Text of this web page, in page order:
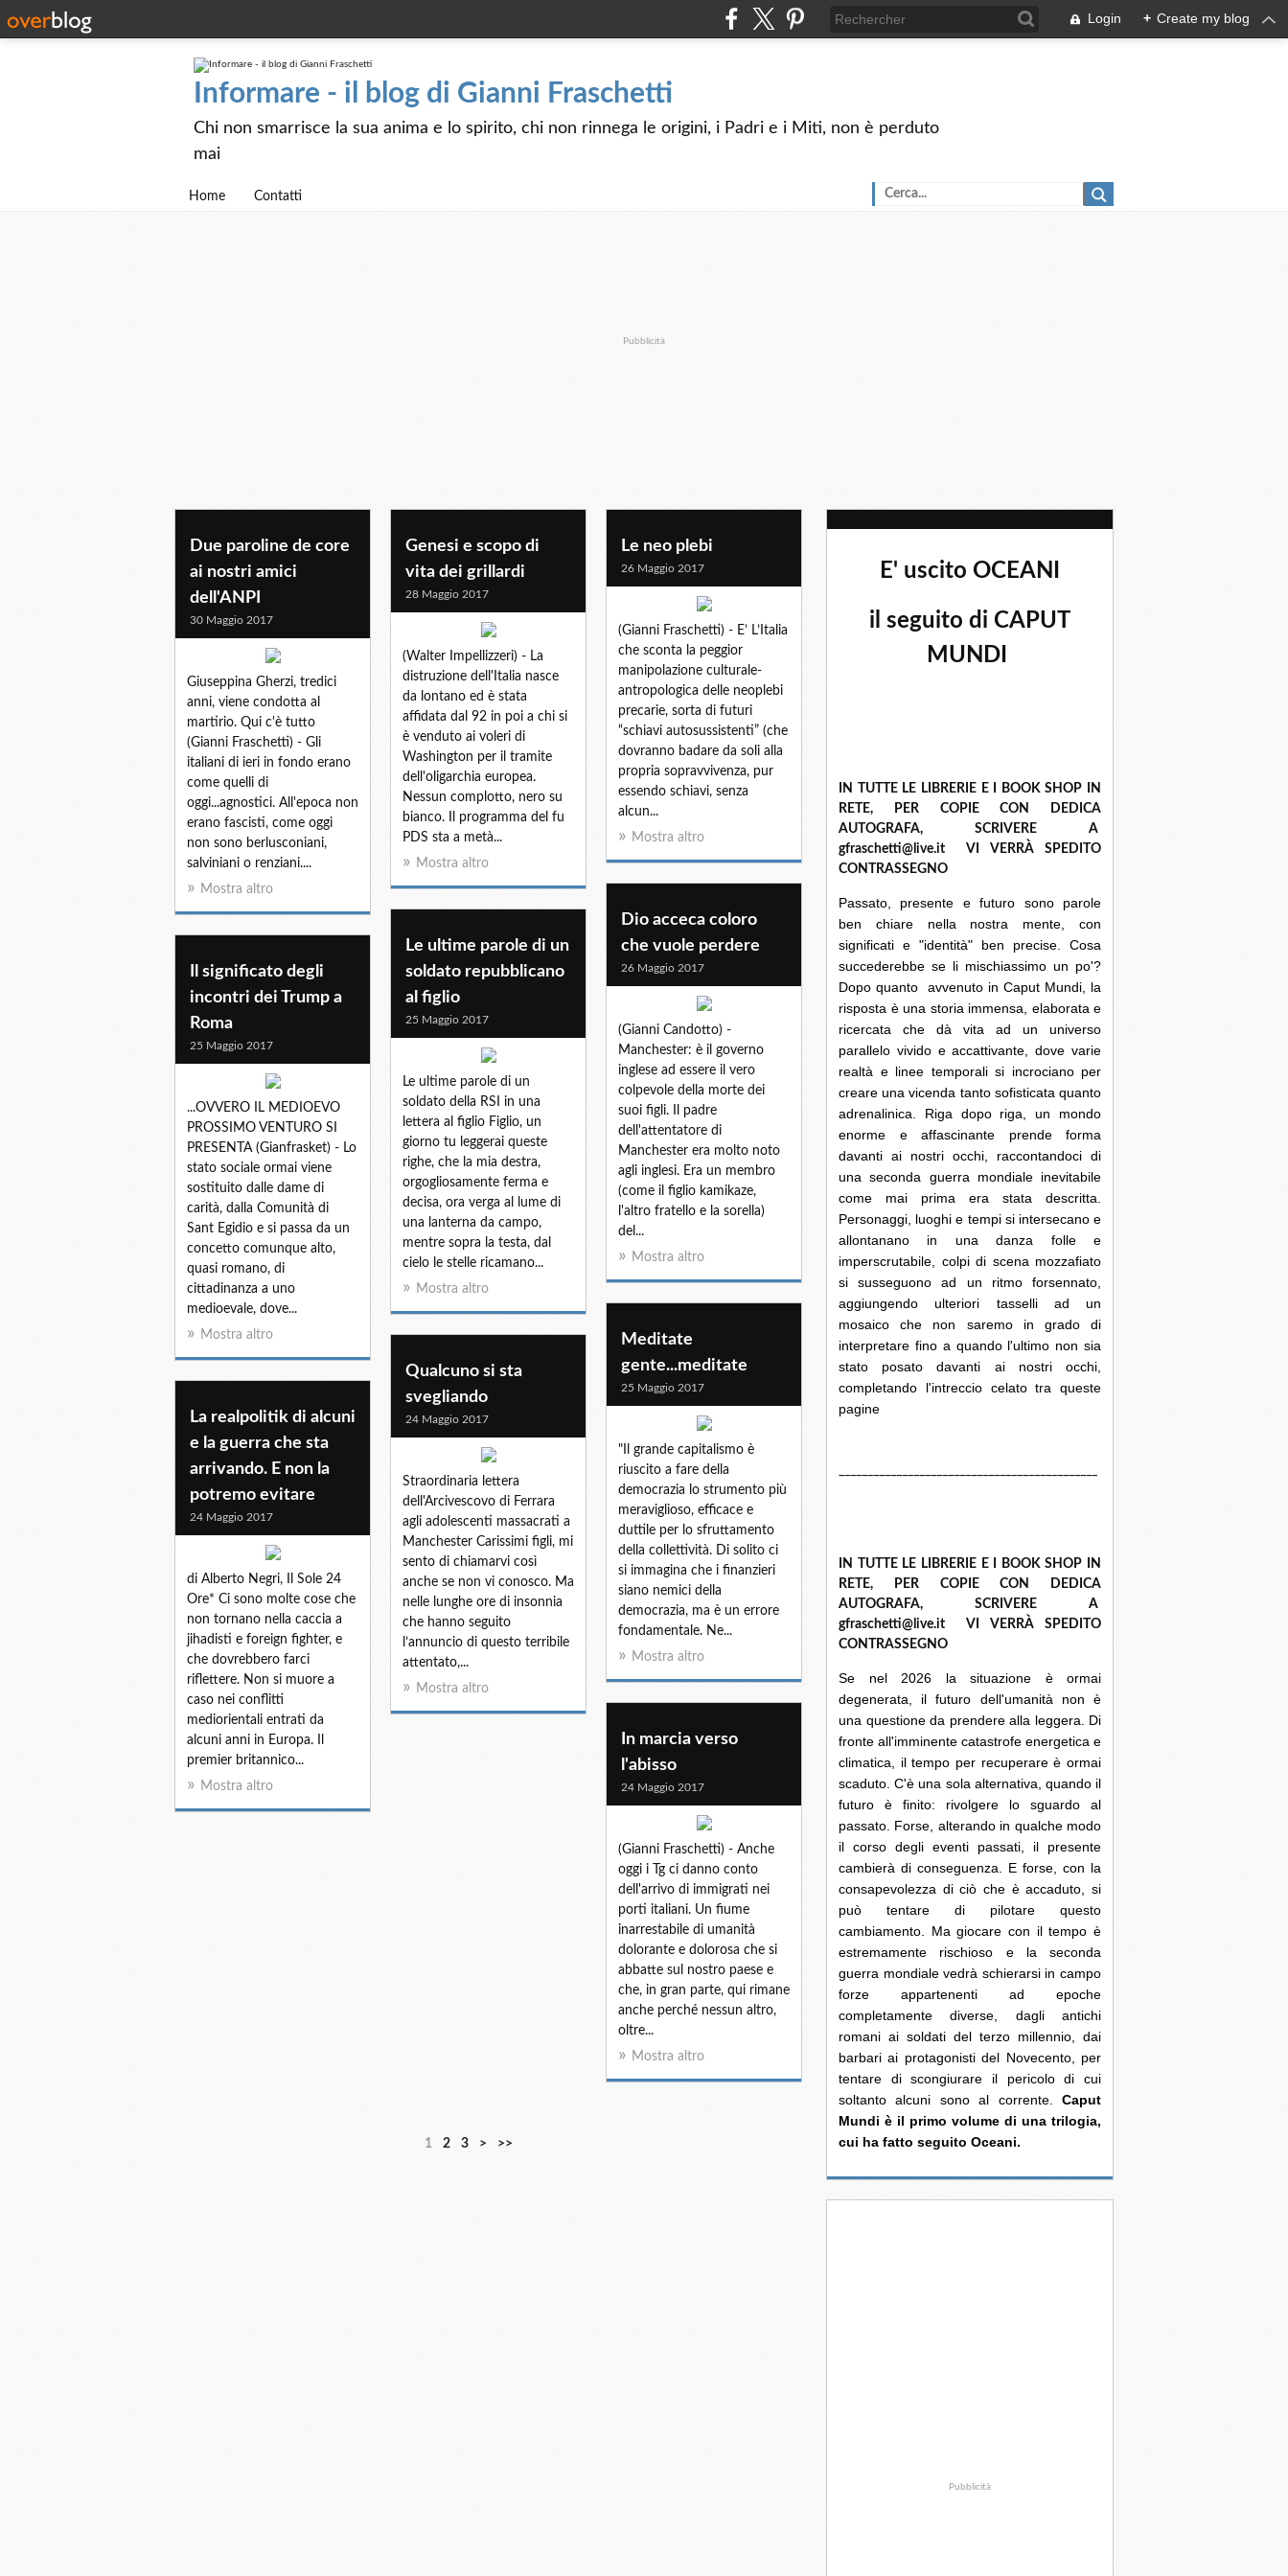
Login + Create my blog
Informare - il blog di Gianni Fraschetti
Chi non smarrisce la sua anima e lo spirito, chi non rinnega le origini, i Padri e i Miti, non è perduto
mai
Home Contatti
Pubblicità
Due paroline de core
ai nostri amici
dell'ANPI
30 Maggio 2017
Giuseppina Gherzi, tredici
anni, viene condotta al
martirio. Qui c'è tutto
(Gianni Fraschetti) - Gli
italiani di ieri in fondo erano
come quelli di
oggi...agnostici. All'epoca non
erano fascisti, come oggi
non sono berlusconiani,
salviniani o renziani....
Mostra altro
Genesi e scopo di
vita dei grillardi
28 Maggio 2017
(Walter Impellizzeri) - La
distruzione dell'Italia nasce
da lontano ed è stata
affidata dal 92 in poi a chi si
è venduto ai voleri di
Washington per il tramite
dell'oligarchia europea.
Nessun complotto, nero su
bianco. Il programma del fu
PDS sta a metà...
Mostra altro
Le neo plebi
26 Maggio 2017
(Gianni Fraschetti) - E’ L’Italia
che sconta la peggior
manipolazione culturale-
antropologica delle neoplebi
precarie, sorta di futuri
“schiavi autosussistenti” (che
dovranno badare da soli alla
propria sopravvivenza, pur
essendo schiavi, senza
alcun...
Mostra altro
Dio acceca coloro
che vuole perdere
26 Maggio 2017
(Gianni Candotto) -
Manchester: è il governo
inglese ad essere il vero
colpevole della morte dei
suoi figli. Il padre
dell'attentatore di
Manchester era molto noto
agli inglesi. Era un membro
(come il figlio kamikaze,
l'altro fratello e la sorella)
del...
Mostra altro
Le ultime parole di un
soldato repubblicano
al figlio
25 Maggio 2017
Le ultime parole di un
soldato della RSI in una
lettera al figlio Figlio, un
giorno tu leggerai queste
righe, che la mia destra,
orgogliosamente ferma e
decisa, ora verga al lume di
una lanterna da campo,
mentre sopra la testa, dal
cielo le stelle ricamano...
Mostra altro
Il significato degli
incontri dei Trump a
Roma
25 Maggio 2017
...OVVERO IL MEDIOEVO
PROSSIMO VENTURO SI
PRESENTA (Gianfrasket) - Lo
stato sociale ormai viene
sostituito dalle dame di
carità, dalla Comunità di
Sant Egidio e si passa da un
concetto comunque alto,
quasi romano, di
cittadinanza a uno
medioevale, dove...
Mostra altro
Meditate
gente...meditate
25 Maggio 2017
"Il grande capitalismo è
riuscito a fare della
democrazia lo strumento più
meraviglioso, efficace e
duttile per lo sfruttamento
della collettività. Di solito ci
si immagina che i finanzieri
siano nemici della
democrazia, ma è un errore
fondamentale. Ne...
Mostra altro
Qualcuno si sta
svegliando
24 Maggio 2017
Straordinaria lettera
dell'Arcivescovo di Ferrara
agli adolescenti massacrati a
Manchester Carissimi figli, mi
sento di chiamarvi così
anche se non vi conosco. Ma
nelle lunghe ore di insonnia
che hanno seguito
l’annuncio di questo terribile
attentato,...
Mostra altro
La realpolitik di alcuni
e la guerra che sta
arrivando. E non la
potremo evitare
24 Maggio 2017
di Alberto Negri, Il Sole 24
Ore* Ci sono molte cose che
non tornano nella caccia a
jihadisti e foreign fighter, e
che dovrebbero farci
riflettere. Non si muore a
caso nei conflitti
mediorientali entrati da
alcuni anni in Europa. Il
premier britannico...
Mostra altro
In marcia verso
l'abisso
24 Maggio 2017
(Gianni Fraschetti) - Anche
oggi i Tg ci danno conto
dell'arrivo di immigrati nei
porti italiani. Un fiume
inarrestabile di umanità
dolorante e dolorosa che si
abbatte sul nostro paese e
che, in gran parte, qui rimane
anche perché nessun altro,
oltre...
Mostra altro
1 2 3 > >>
E' uscito OCEANI
il seguito di CAPUT
MUNDI
IN TUTTE LE LIBRERIE E I BOOK SHOP IN
RETE, PER COPIE CON DEDICA
AUTOGRAFA, SCRIVERE A
gfraschetti@live.it VI VERRÀ SPEDITO
CONTRASSEGNO
Passato, presente e futuro sono parole
ben chiare nella nostra mente, con
significati e "identità" ben precise. Cosa
succederebbe se li mischiassimo un po'?
Dopo quanto avvenuto in Caput Mundi, la
risposta è una storia immensa, elaborata e
ricercata che dà vita ad un universo
parallelo vivido e accattivante, dove varie
realtà e linee temporali si incrociano per
creare una vicenda tanto sofisticata quanto
adrenalinica. Riga dopo riga, un mondo
enorme e affascinante prende forma
davanti ai nostri occhi, raccontandoci di
una seconda guerra mondiale inevitabile
come mai prima era stata descritta.
Personaggi, luoghi e tempi si intersecano e
allontanano in una danza folle e
imperscrutabile, colpi di scena mozzafiato
si susseguono ad un ritmo forsennato,
aggiungendo ulteriori tasselli ad un
mosaico che non saremo in grado di
interpretare fino a quando l'ultimo non sia
stato posato davanti ai nostri occhi,
completando l'intreccio celato tra queste
pagine
IN TUTTE LE LIBRERIE E I BOOK SHOP IN
RETE, PER COPIE CON DEDICA
AUTOGRAFA, SCRIVERE A
gfraschetti@live.it VI VERRÀ SPEDITO
CONTRASSEGNO
Se nel 2026 la situazione è ormai
degenerata, il futuro dell'umanità non è
una questione da prendere alla leggera. Di
fronte all'imminente catastrofe energetica e
climatica, il tempo per recuperare è ormai
scaduto. C'è una sola alternativa, quando il
futuro è finito: rivolgere lo sguardo al
passato. Forse, alterando in qualche modo
il corso degli eventi passati, il presente
cambierà di conseguenza. E forse, con la
consapevolezza di ciò che è accaduto, si
può tentare di pilotare questo
cambiamento. Ma giocare con il tempo è
estremamente rischioso e la seconda
guerra mondiale vedrà schierarsi in campo
forze appartenenti ad epoche
completamente diverse, dagli antichi
romani ai soldati del terzo millennio, dai
barbari ai protagonisti del Novecento, per
tentare di scongiurare il pericolo di cui
soltanto alcuni sono al corrente. Caput
Mundi è il primo volume di una trilogia,
cui ha fatto seguito Oceani.
Pubblicità